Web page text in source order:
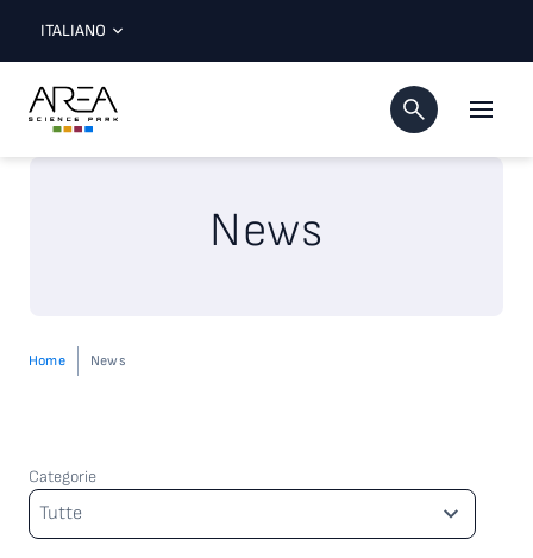
ITALIANO
News
Home News
Categorie
Categorie
Tutte